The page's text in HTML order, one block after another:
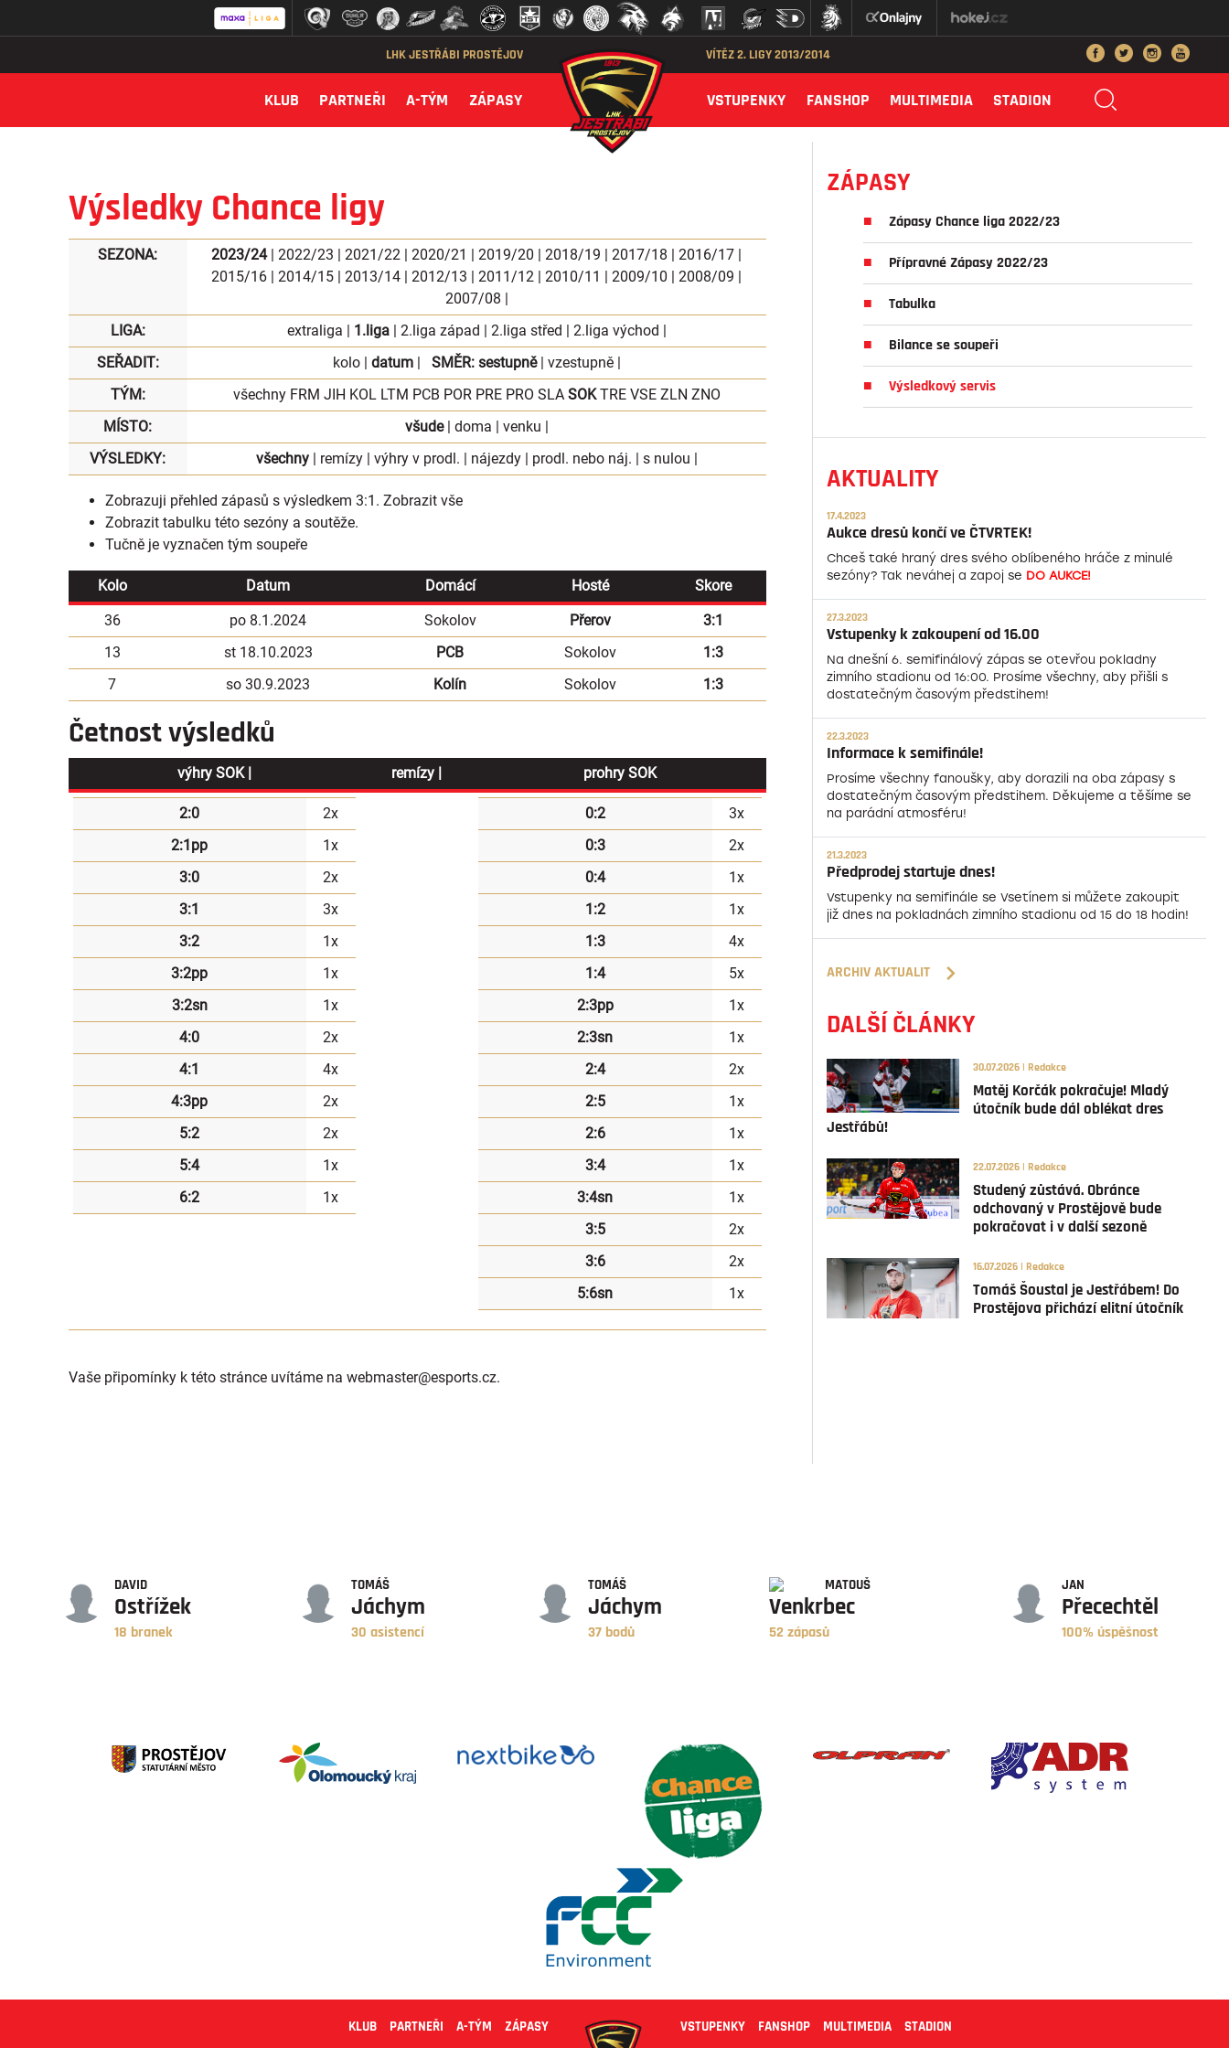
LHK JESTŘÁBI PROSTĚJOV VÍTĚZ 2. LIGY 2013/2014
KLUB PARTNEŘI A-TÝM ZÁPASY VSTUPENKY FANSHOP MULTIMEDIA STADION
Výsledky Chance ligy
SEZONA: 2023/24| 2022/23 | 2021/22 | 2020/21 | 2019/20 | 2018/19 | 2017/18 | 2016/17 |
2015/16 | 2014/15 | 2013/14 | 2012/13 | 2011/12 | 2010/11 | 2009/10 | 2008/09 |
2007/08 |
LIGA:
extraliga | 1.liga| 2.liga západ | 2.liga střed | 2.liga východ |
SEŘADIT:
kolo| datum| SMĚR: sestupně| vzestupně|
TÝM:
všechny FRM JIH KOL LTM PCB POR PRE PRO SLA SOK TRE VSE ZLN ZNO
MÍSTO:
všude| doma | venku |
VÝSLEDKY:
všechny| remízy| výhry v prodl. | nájezdy| prodl. nebo náj. | s nulou |
Zobrazuji přehled zápasů s výsledkem 3:1. Zobrazit vše
Zobrazit tabulku této sezóny a soutěže.
Tučně je vyznačen tým soupeře
Kolo Datum Domácí Hosté
Skore
36
po 8.1.2024 Sokolov Přerov
3:1
13
st 18.10.2023 PCB Sokolov
1:3
7
so 30.9.2023 Kolín Sokolov 1:3
Četnost výsledků
výhry SOK | remízy | prohry SOK
2:0
2x
2:1pp
1x
3:0
2x
3:1
3x
3:2
1x
3:2pp
1x
3:2sn
1x
4:0
2x
4:1
4x
4:3pp
2x
5:2
2x
5:4
1x
6:2
1x
0:2
3x
0:3
2x
0:4
1x
1:2
1x
1:3
4x
1:4
5x
2:3pp
1x
2:3sn
1x
2:4
2x
2:5
1x
2:6
1x
3:4
1x
3:4sn
1x
3:5
2x
3:6
2x
5:6sn
1x
Vaše připomínky k této stránce uvítáme na webmaster@esports.cz.
ZÁPASY
Zápasy Chance liga 2022/23
Přípravné Zápasy 2022/23
Tabulka
Bilance se soupeři
Výsledkový servis
AKTUALITY
17.4.2023
Aukce dresů končí ve ČTVRTEK!
Chceš také hraný dres svého oblíbeného hráče z minulé
sezóny? Tak neváhej a zapoj se DO AUKCE!
27.3.2023
Vstupenky k zakoupení od 16.00
Na dnešní 6. semifinálový zápas se otevřou pokladny
zimního stadionu od 16:00. Prosíme všechny, aby přišli s
dostatečným časovým předstihem!
22.3.2023
Informace k semifinále!
Prosíme všechny fanoušky, aby dorazili na oba zápasy s
dostatečným časovým předstihem. Děkujeme a těšíme se
na parádní atmosféru!
21.3.2023
Předprodej startuje dnes!
Vstupenky na semifinále se Vsetínem si můžete zakoupit
již dnes na pokladnách zimního stadionu od 15 do 18 hodin!
ARCHIV AKTUALIT
DALŠÍ ČLÁNKY
30.07.2026 | Redakce
Matěj Korčák pokračuje! Mladý
útočník bude dál oblékat dres
Jestřábů!
22.07.2026 | Redakce
Studený zůstává. Obránce
odchovaný v Prostějově bude
pokračovat i v další sezoně
16.07.2026 | Redakce
Tomáš Šoustal je Jestřábem! Do
Prostějova přichází elitní útočník
DAVID
Ostřížek
18 branek
TOMÁŠ
Jáchym
30 asistencí
TOMÁŠ
Jáchym
37 bodů
MATOUŠ
Venkrbec
52 zápasů
JAN
Přecechtěl
100% úspěšnost
KLUB PARTNEŘI A-TÝM ZÁPASY VSTUPENKY FANSHOP MULTIMEDIA STADION